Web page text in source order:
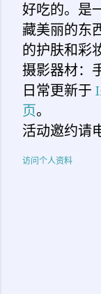
好吃的。是
藏美丽的东
的护肤和彩
摄影器材：
日常更新于
页。
活动邀约请
访问个人资料